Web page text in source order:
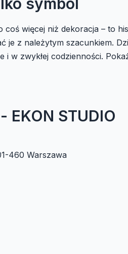
coś więcej niż dekoracja – to
je z należytym szacunkiem.
i w zwykłej codzienności.
EKON STUDIO
460 Warszawa